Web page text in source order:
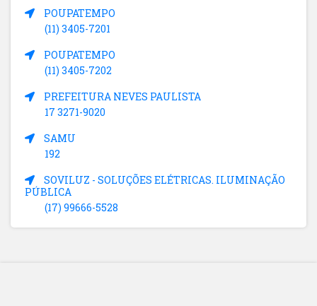
POUPATEMPO
(11) 3405-7201
POUPATEMPO
(11) 3405-7202
PREFEITURA NEVES PAULISTA
17 3271-9020
SAMU
192
SOVILUZ - SOLUÇÕES ELÉTRICAS. ILUMINAÇÃO
PÚBLICA
(17) 99666-5528